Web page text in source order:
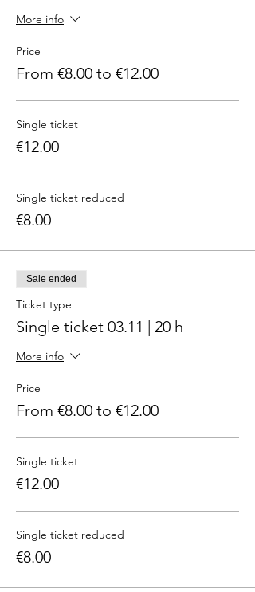
More info
Price
From €8.00 to €12.00
Single ticket
€12.00
Single ticket reduced
€8.00
Sale ended
Ticket type
Single ticket 03.11 | 20 h
More info
Price
From €8.00 to €12.00
Single ticket
€12.00
Single ticket reduced
€8.00